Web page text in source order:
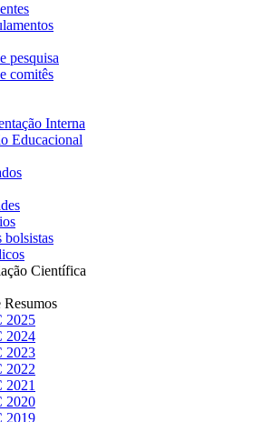
pesquisa
comitês
Interna
Educacional
bolsistas
Científica
2025
2024
2023
2022
2021
2020
2019